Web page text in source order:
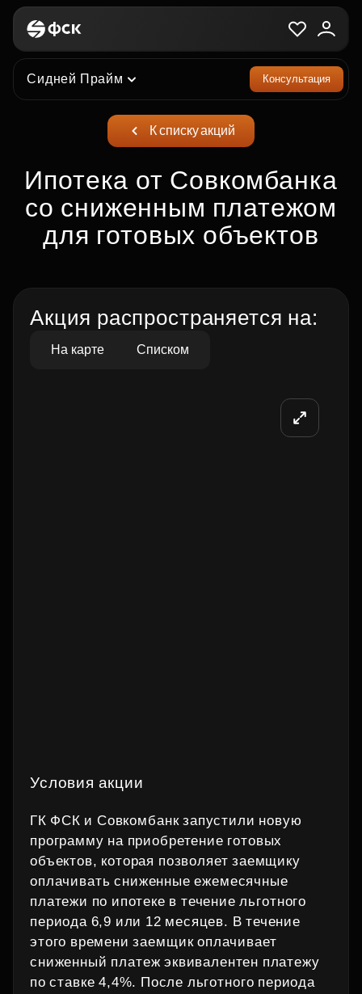
Сидней Прайм Консультация
К списку акций
Ипотека от Совкомбанка
со сниженным платежом
для готовых объектов
Акция распространяется на:
На карте Списком
Условия акции
ГК ФСК и Совкомбанк запустили новую
программу на приобретение готовых
объектов, которая позволяет заемщику
оплачивать сниженные ежемесячные
платежи по ипотеке в течение льготного
периода 6,9 или 12 месяцев. В течение
этого времени заемщик оплачивает
сниженный платеж эквивалентен платежу
по ставке 4,4%. После льготного периода